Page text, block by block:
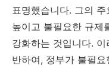
표명했습니다. 그의
높이고 불필요한 규제
강화하는 것입니다. 이
반하여, 정부가 불필